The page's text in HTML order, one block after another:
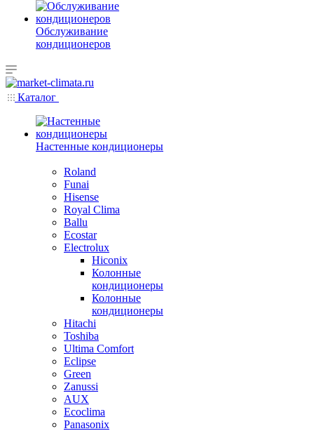
Обслуживание
кондиционеров
Каталог
Настенные кондиционеры
Roland
Funai
Hisense
Royal Clima
Ballu
Ecostar
Electrolux
Hiconix
Колонные
кондиционеры
Колонные
кондиционеры
Hitachi
Toshiba
Ultima Comfort
Eclipse
Green
Zanussi
AUX
Ecoclima
Panasonix